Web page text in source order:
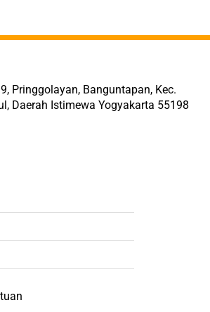
Pringgolayan, Banguntapan, Kec.
Daerah Istimewa Yogyakarta 55198